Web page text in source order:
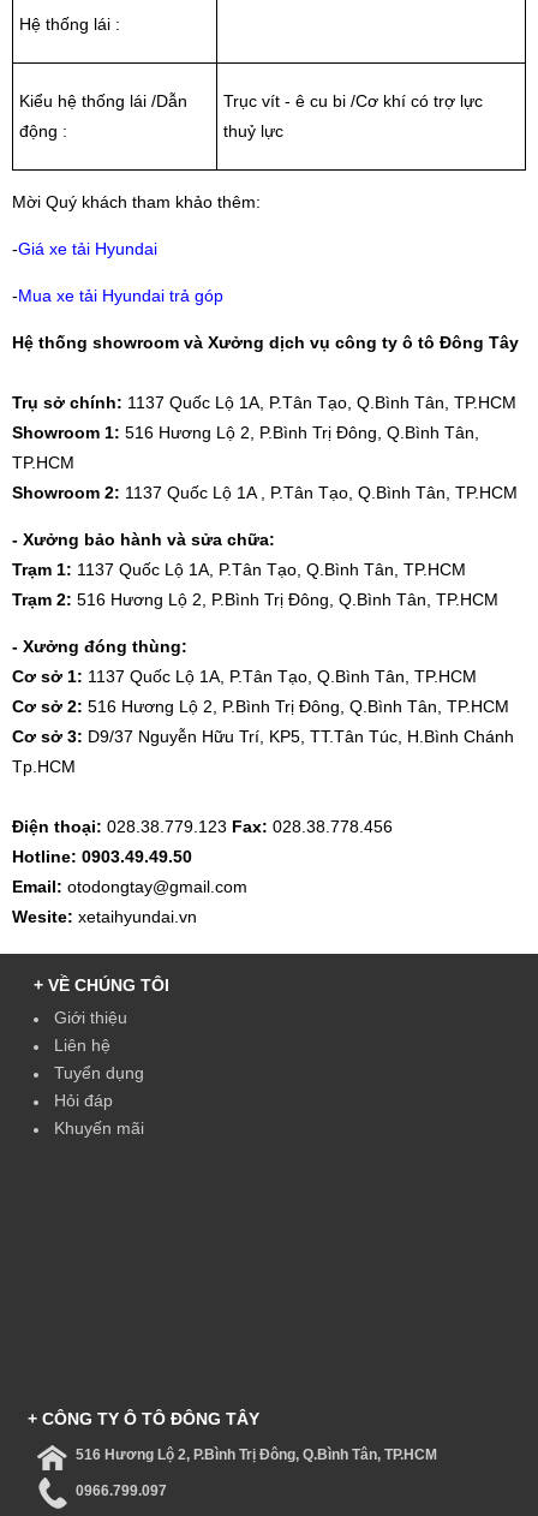
Hệ thống lái :
Kiểu hệ thống lái /Dẫn
động :
Trục vít - ê cu bi /Cơ khí có trợ lực
thuỷ lực
Mời Quý khách tham khảo thêm:
-Giá xe tải Hyundai
-Mua xe tải Hyundai trả góp
Hệ thống showroom và Xưởng dịch vụ công ty ô tô Đông Tây
Trụ sở chính: 1137 Quốc Lộ 1A, P.Tân Tạo, Q.Bình Tân, TP.HCM
Showroom 1: 516 Hương Lộ 2, P.Bình Trị Đông, Q.Bình Tân,
TP.HCM
Showroom 2: 1137 Quốc Lộ 1A , P.Tân Tạo, Q.Bình Tân, TP.HCM
- Xưởng bảo hành và sửa chữa:
Trạm 1: 1137 Quốc Lộ 1A, P.Tân Tạo, Q.Bình Tân, TP.HCM
Trạm 2: 516 Hương Lộ 2, P.Bình Trị Đông, Q.Bình Tân, TP.HCM
- Xưởng đóng thùng:
Cơ sở 1: 1137 Quốc Lộ 1A, P.Tân Tạo, Q.Bình Tân, TP.HCM
Cơ sở 2: 516 Hương Lộ 2, P.Bình Trị Đông, Q.Bình Tân, TP.HCM
Cơ sở 3: D9/37 Nguyễn Hữu Trí, KP5, TT.Tân Túc, H.Bình Chánh
Tp.HCM
Điện thoại: 028.38.779.123 Fax: 028.38.778.456
Hotline: 0903.49.49.50
Email: otodongtay@gmail.com
Wesite: xetaihyundai.vn
+ VỀ CHÚNG TÔI
Giới thiệu
Liên hệ
Tuyển dụng
Hỏi đáp
Khuyến mãi
+ CÔNG TY Ô TÔ ĐÔNG TÂY
516 Hương Lộ 2, P.Bình Trị Đông, Q.Bình Tân, TP.HCM
0966.799.097